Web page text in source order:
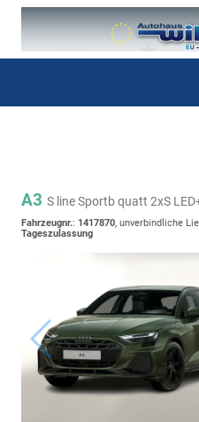
A3 S line Sportb quatt 2xS
Fahrzeugnr.: 1417870, unverbindliche
Tageszulassung